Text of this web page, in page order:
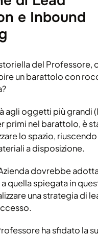
e Inbound
del Professore,
un barattolo con
agli oggetti più grandi
primi nel barattolo, è
lo spazio, riuscendo
a disposizione.
dovrebbe
quella spiegata in
una strategia di
ha sfidato la